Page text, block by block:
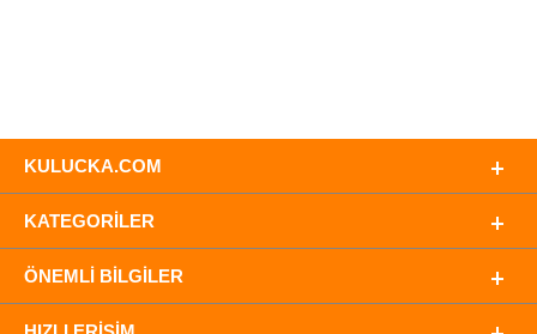
KULUCKA.COM
KATEGORILER
ÖNEMLI BILGILER